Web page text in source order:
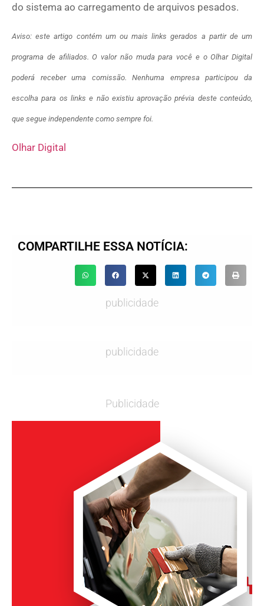
do sistema ao carregamento de arquivos pesados.
Aviso: este artigo contém um ou mais links gerados a partir de um
programa de afiliados. O valor não muda para você e o Olhar Digital
poderá receber uma comissão. Nenhuma empresa participou da
escolha para os links e não existiu aprovação prévia deste conteúdo,
que segue independente como sempre foi.
Olhar Digital
COMPARTILHE ESSA NOTÍCIA:
publicidade
publicidade
Publicidade